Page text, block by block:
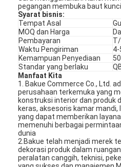
pegangan membuka baut kunci.
Syarat bisnis:
Tempat Asal
MOQ dan Harga
Pembayaran
T/
Waktu Pengiriman
4-
Kemampuan Penyediaan
Standar yang berlaku
Manfaat Kita
1. Bakue Commerce Co., Ltd.
perusahaan terkemuka yang
konstruksi interior dan produk
keras, aksesoris kamar mandi,
yang dapat memberikan
memenuhi berbagai
dunia
2.Bakue telah menjadi merek
dekorasi produk dalam
peralatan canggih, teknisi,